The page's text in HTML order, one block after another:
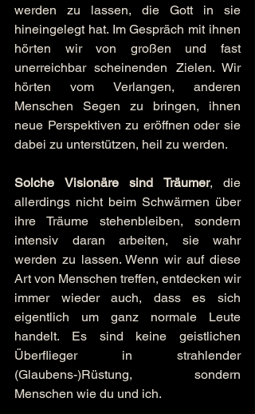
werden zu lassen, die Gott in sie
hineingelegt hat. Im Gespräch mit ihnen
hörten wir von großen und fast
unerreichbar scheinenden Zielen. Wir
hörten vom Verlangen, anderen
Menschen Segen zu bringen, ihnen
neue Perspektiven zu eröffnen oder sie
dabei zu unterstützen, heil zu werden.
Solche Visionäre sind Träumer, die
allerdings nicht beim Schwärmen über
ihre Träume stehenbleiben, sondern
intensiv daran arbeiten, sie wahr
werden zu lassen. Wenn wir auf diese
Art von Menschen treffen, entdecken wir
immer wieder auch, dass es sich
eigentlich um ganz normale Leute
handelt. Es sind keine geistlichen
Überflieger in strahlender
(Glaubens-)Rüstung, sondern
Menschen wie du und ich.